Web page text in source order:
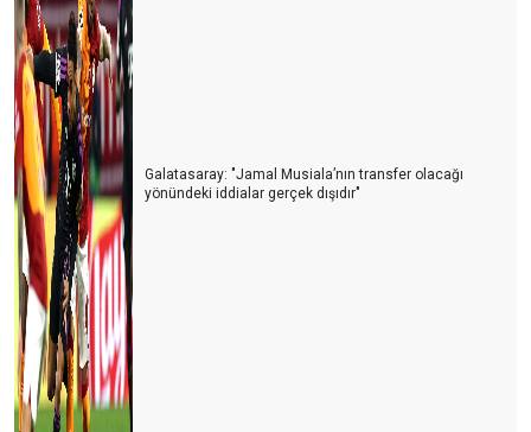
Galatasaray: "Jamal Musiala’nın transfer olacağı
yönündeki iddialar gerçek dışıdır"